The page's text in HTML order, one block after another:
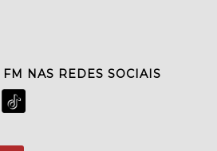
NAS REDES SOCIAIS